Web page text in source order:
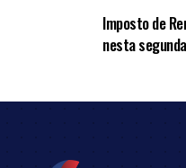
Imposto de
nesta